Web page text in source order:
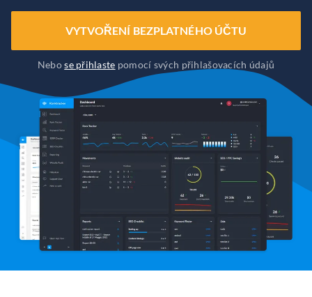
VYTVOŘENÍ BEZPLATNÉHO ÚČTU
Nebose přihlaste pomocí svých přihlašovacích údajů